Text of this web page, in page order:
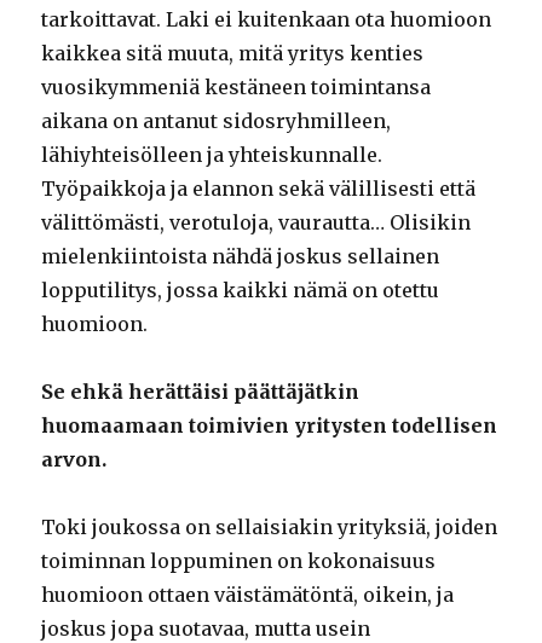
tarkoittavat. Laki ei kuitenkaan ota huomioon
kaikkea sitä muuta, mitä yritys kenties
vuosikymmeniä kestäneen toimintansa
aikana on antanut sidosryhmilleen,
lähiyhteisölleen ja yhteiskunnalle.
Työpaikkoja ja elannon sekä välillisesti että
välittömästi, verotuloja, vaurautta… Olisikin
mielenkiintoista nähdä joskus sellainen
lopputilitys, jossa kaikki nämä on otettu
huomioon.
Se ehkä herättäisi päättäjätkin
huomaamaan toimivien yritysten todellisen
arvon.
Toki joukossa on sellaisiakin yrityksiä, joiden
toiminnan loppuminen on kokonaisuus
huomioon ottaen väistämätöntä, oikein, ja
joskus jopa suotavaa, mutta usein